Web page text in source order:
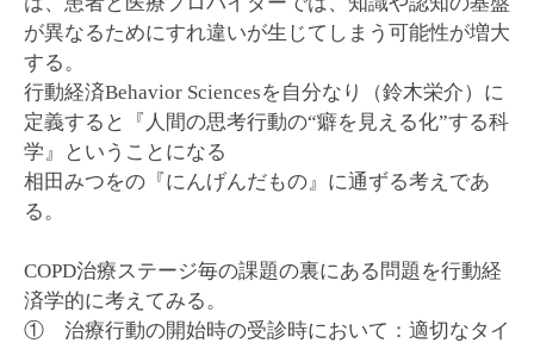
が異なるためにすれ違いが生じてしまう可能性が増大
する。
行動経済Behavior Sciencesを自分なり（鈴木栄介）に
定義すると『人間の思考行動の“癖を見える化”する科
学』ということになる
相田みつをの『にんげんだもの』に通ずる考えであ
る。
COPD治療ステージ毎の課題の裏にある問題を行動経
済学的に考えてみる。
① 治療行動の開始時の受診時において：適切なタイ